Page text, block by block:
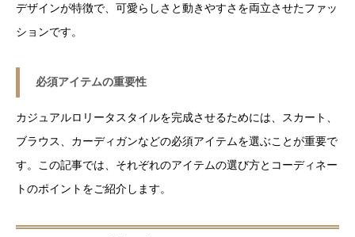
デザインが特徴で、可愛らしさと動きやすさを両立させたファッ
ションです。
必須アイテムの重要性
カジュアルロリータスタイルを完成させるためには、スカート、
ブラウス、カーディガンなどの必須アイテムを選ぶことが重要で
す。この記事では、それぞれのアイテムの選び方とコーディネー
トのポイントをご紹介します。